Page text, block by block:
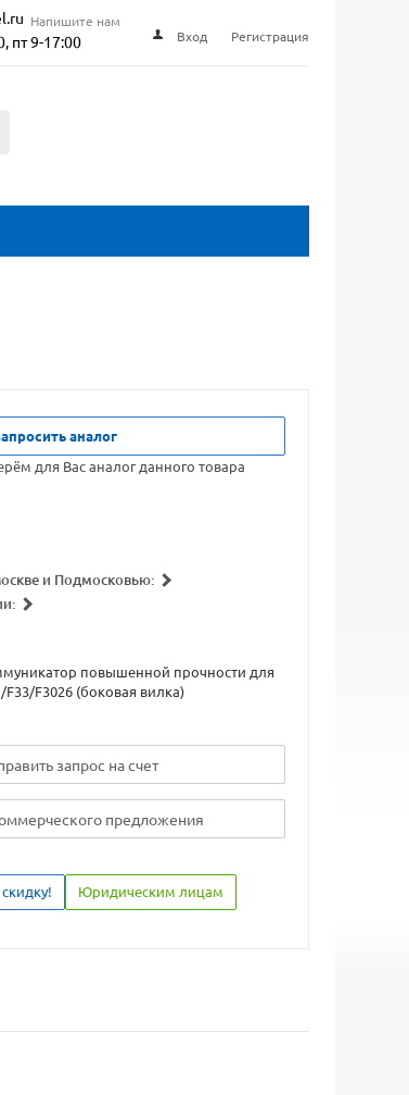
Напишите нам
пт 9-17:00 Вход Регистрация
аналог
для Вас аналог данного товара
и Подмосковью:
повышенной прочности для
F3026 (боковая вилка)
запрос на счет
предложения
Юридическим лицам